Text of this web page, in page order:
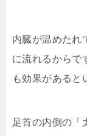
内臓が温めたれ
に流れるからで
も効果があると
足首の内側の「